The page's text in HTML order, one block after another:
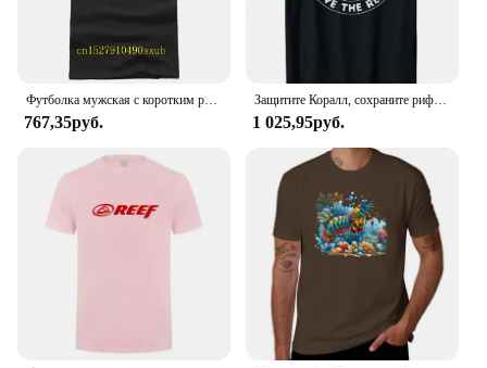
Футболка мужская с коротким рукавом, 100% хлопок, с принтом
767,35руб.
Защитите Коралл, сохраните риф, подарок для футболки для Акваланга
1 025,95руб.